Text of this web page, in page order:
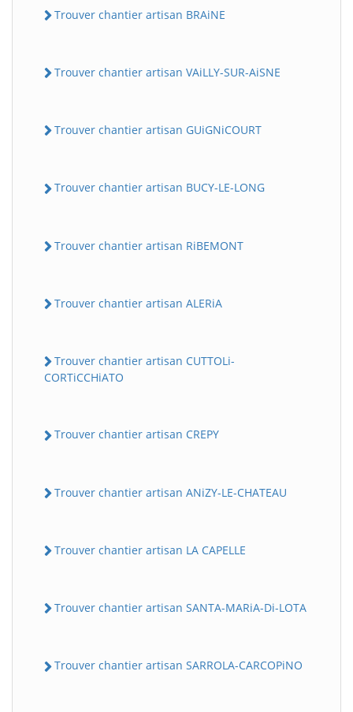
Trouver chantier artisan BRAiNE
Trouver chantier artisan VAiLLY-SUR-AiSNE
Trouver chantier artisan GUiGNiCOURT
Trouver chantier artisan BUCY-LE-LONG
Trouver chantier artisan RiBEMONT
Trouver chantier artisan ALERiA
Trouver chantier artisan CUTTOLi-
CORTiCCHiATO
Trouver chantier artisan CREPY
Trouver chantier artisan ANiZY-LE-CHATEAU
Trouver chantier artisan LA CAPELLE
Trouver chantier artisan SANTA-MARiA-Di-LOTA
Trouver chantier artisan SARROLA-CARCOPiNO